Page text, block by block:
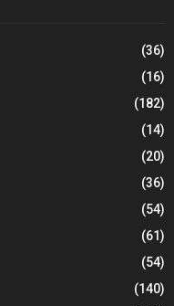
(36)
(16)
(182)
(14)
(20)
(36)
(54)
(61)
(54)
(140)